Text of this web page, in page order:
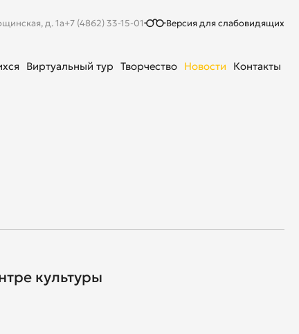
д. 1а+7 (4862) 33-15-01 Версия для слабовидящих
Виртуальный тур Творчество Новости Контакты
культуры